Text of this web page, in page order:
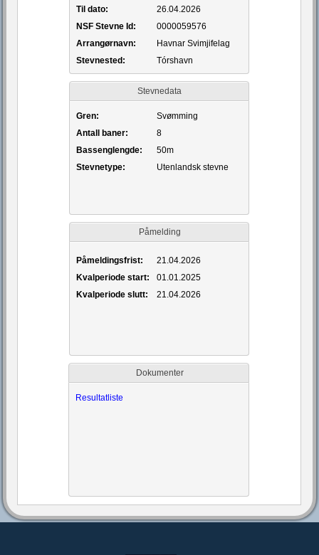
Til dato:
26.04.2026
NSF Stevne Id:
0000059576
Arrangørnavn:
Havnar Svimjifelag
Stevnested:
Tórshavn
Stevnedata
Gren:
Svømming
Antall baner:
8
Bassenglengde:
50m
Stevnetype:
Utenlandsk stevne
Påmelding
Påmeldingsfrist:
21.04.2026
Kvalperiode start:
01.01.2025
Kvalperiode slutt:
21.04.2026
Dokumenter
Resultatliste